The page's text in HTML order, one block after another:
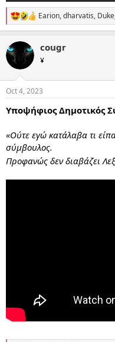
R
e
c
t
i
s
Earion,dharvatis,
cougr
¥
Oct 4, 2023
Υποψήφιος Δημοτικός
«Ούτε εγώ κατάλαβα τι
σύμβουλος.
Προφανώς δεν διαβάζει